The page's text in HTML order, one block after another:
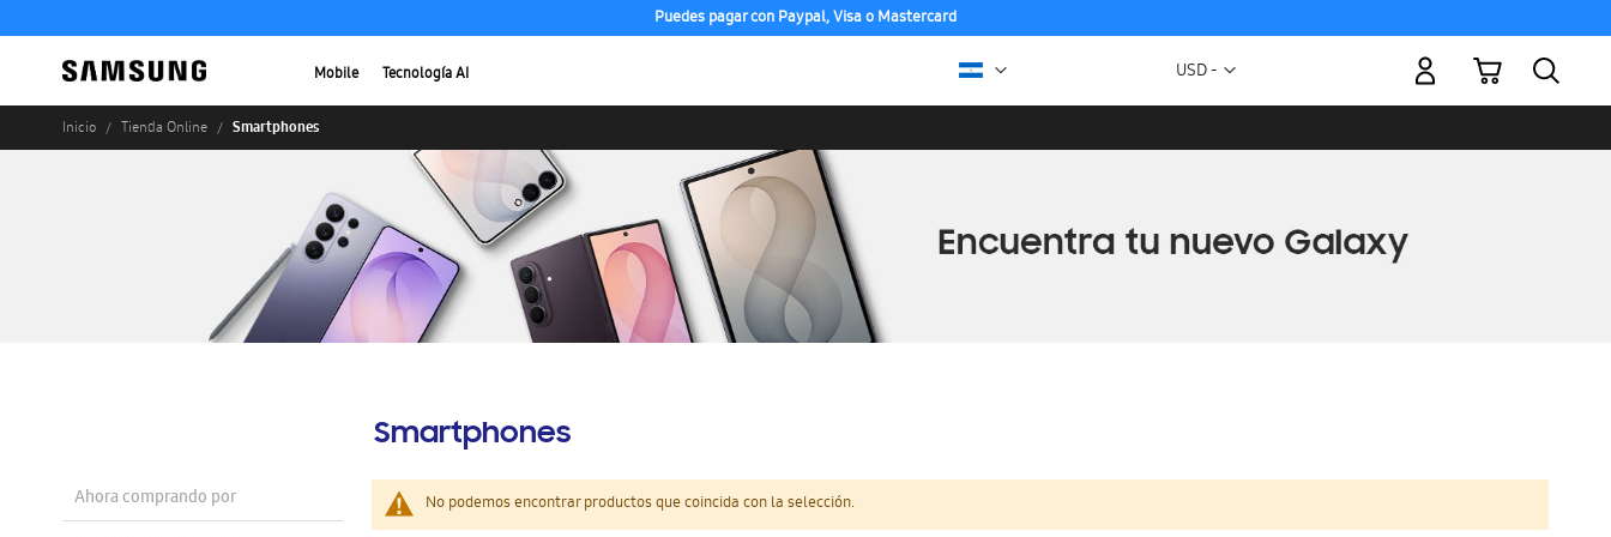
Puedes pagar con Paypal, Visa o Mastercard
Mobile Tecnología AI Moneda
USD -
Mi carrito
Inicio Tienda Online Smartphones
Smartphones
No podemos encontrar productos que coincida con la selección.
Ahora comprando por